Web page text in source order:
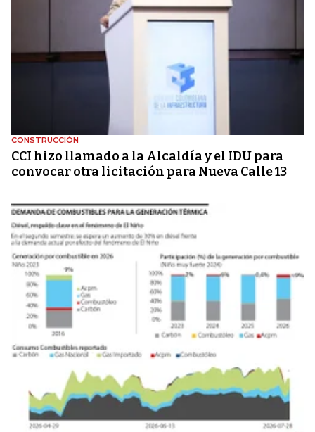
CONSTRUCCIÓN
CCI hizo llamado a la Alcaldía y el IDU para
convocar otra licitación para Nueva Calle 13